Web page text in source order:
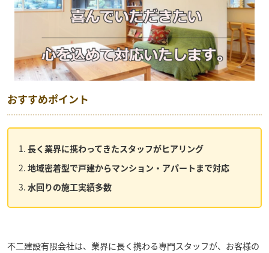
おすすめポイント
長く業界に携わってきたスタッフがヒアリング
地域密着型で戸建からマンション・アパートまで対応
水回りの施工実績多数
不二建設有限会社は、業界に長く携わる専門スタッフが、お客様の